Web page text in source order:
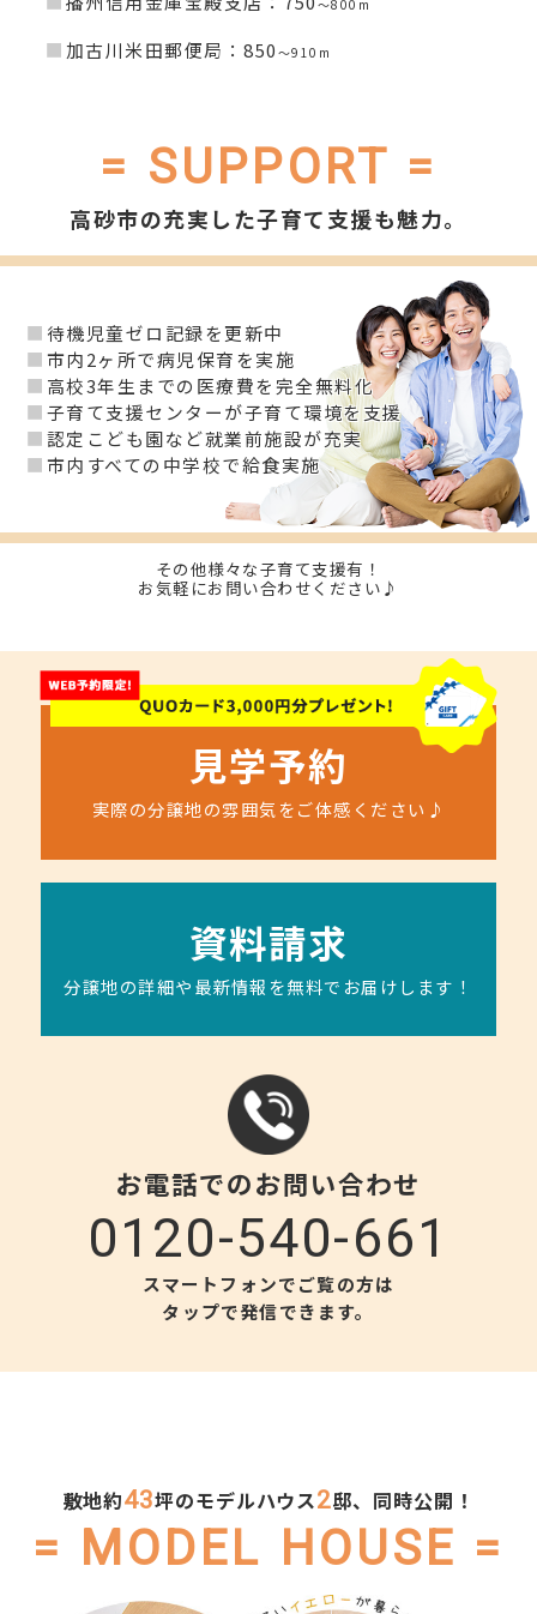
～800m
■ 加古川米田郵便局：850 ～910m
= SUPPORT =
高砂市の充実した子育て支援も魅力。
■ 待機児童ゼロ記録を更新中
■市内2ヶ所で病児保育を実施
■ 高校3年生までの医療費を完全無料化
■子育て支援センターが子育て環境を支援
■認定こども園など就業前施設が充実
■市内すべての中学校で給食実施
その他様々な子育て支援有！
お気軽にお問い合わせください♪
資料請求
分譲地の詳細や最新情報を無料でお届けします！
見学予約
実際の分譲地の雰囲気をご体感ください♪
お電話でのお問い合わせ
0120-540-661
スマートフォンでご覧の方は
タップで発信できます。
敷地約43坪のモデルハウス2邸、同時公開！
= MODEL HOUSE =